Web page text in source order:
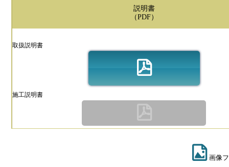
説明書
（PDF）
取扱説明書
施工説明書
画像